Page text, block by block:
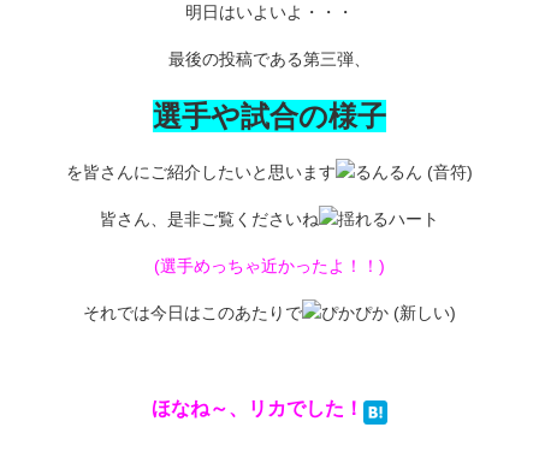
明日はいよいよ・・・
最後の投稿である第三弾、
選手や試合の様子
を皆さんにご紹介したいと思います
皆さん、是非ご覧くださいね
(選手めっちゃ近かったよ！！)
それでは今日はこのあたりで
ほなね～、リカでした！